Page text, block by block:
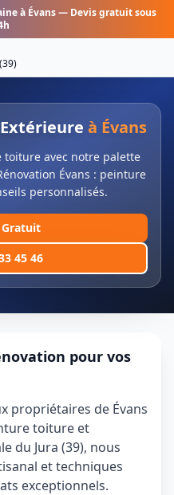
à Évans— Devis gratuit sous
(39)
à Évans
toiture avec notre palette
Évans : peinture
personnalisés.
Gratuit
45 46
pour vos
propriétaires de Évans
toiture et
du Jura (39), nous
et techniques
exceptionnels.